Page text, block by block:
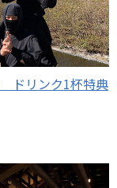
ドリンク1杯特典